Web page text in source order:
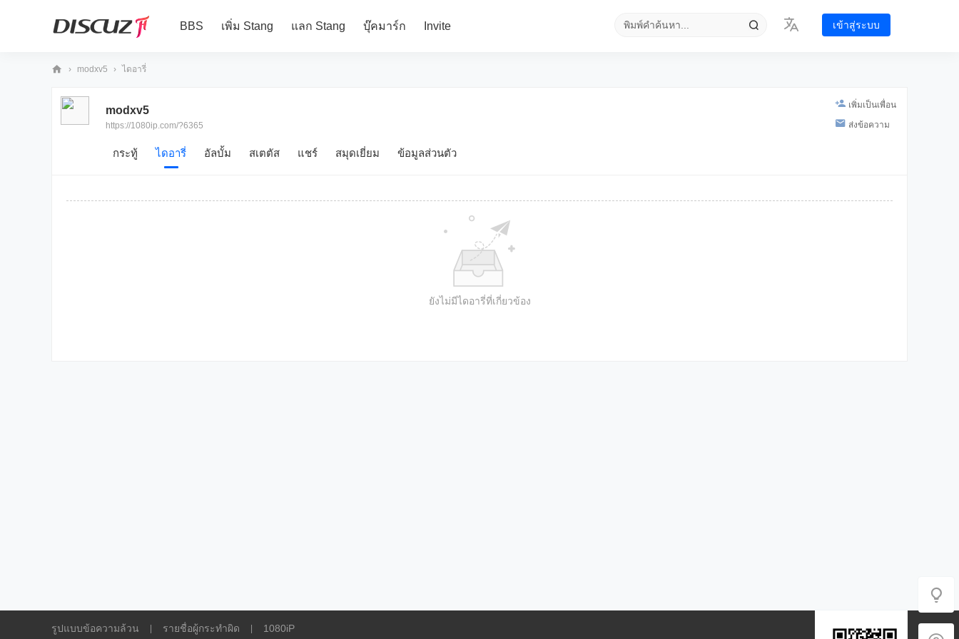
BBS เพิ่ม Stang แลก Stang บุ๊คมาร์ก Invite เข้าสู่ระบบ
80
› modxv5 › ไดอารี่
เพิ่มเป็นเพื่อน
ส่งข้อความ
modxv5
https://1080ip.com/?6365
กระทู้ ไดอารี่ อัลบั้ม สเตตัส แชร์ สมุดเยี่ยม ข้อมูลส่วนตัว
ยังไม่มีไดอารี่ที่เกี่ยวข้อง
รูปแบบข้อความล้วน รายชื่อผู้กระทำผิด 1080iP